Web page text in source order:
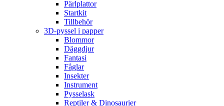
Pärlplattor
Startkit
Tillbehör
3D-pyssel i papper
Blommor
Däggdjur
Fantasi
Fåglar
Insekter
Instrument
Pysselask
Reptiler & Dinosaurier